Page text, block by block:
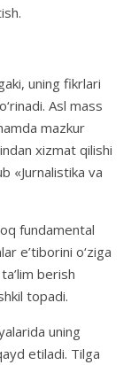
uning fikrlari
Asl mass
mazkur
xizmat qilishi
«Jurnalistika va
fundamental
e’tiborini o‘ziga
berish
topadi.
uning
etiladi. Tilga